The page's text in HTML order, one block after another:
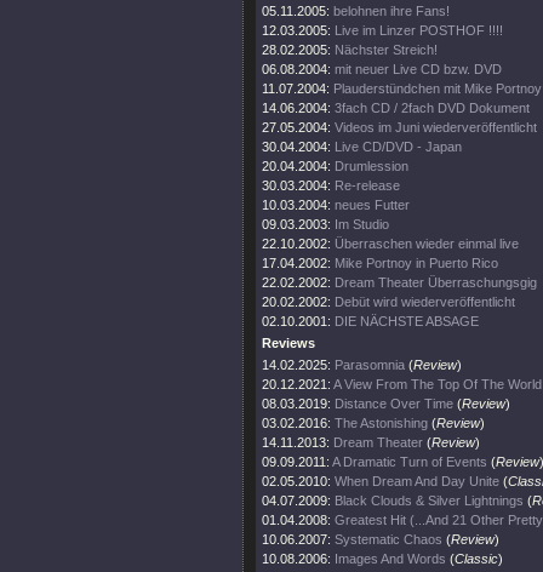
05.11.2005: belohnen ihre Fans!
12.03.2005: Live im Linzer POSTHOF !!!!
28.02.2005: Nächster Streich!
06.08.2004: mit neuer Live CD bzw. DVD
11.07.2004: Plauderstündchen mit Mike Portnoy
14.06.2004: 3fach CD / 2fach DVD Dokument
27.05.2004: Videos im Juni wiederveröffentlicht
30.04.2004: Live CD/DVD - Japan
20.04.2004: Drumlession
30.03.2004: Re-release
10.03.2004: neues Futter
09.03.2003: Im Studio
22.10.2002: Überraschen wieder einmal live
17.04.2002: Mike Portnoy in Puerto Rico
22.02.2002: Dream Theater Überraschungsgig
20.02.2002: Debüt wird wiederveröffentlicht
02.10.2001: DIE NÄCHSTE ABSAGE
Reviews
14.02.2025: Parasomnia (Review)
20.12.2021: A View From The Top Of The World
08.03.2019: Distance Over Time (Review)
03.02.2016: The Astonishing (Review)
14.11.2013: Dream Theater (Review)
09.09.2011: A Dramatic Turn of Events (Review)
02.05.2010: When Dream And Day Unite (
04.07.2009: Black Clouds & Silver Lightnings (
01.04.2008: Greatest Hit (...And 21 Other
10.06.2007: Systematic Chaos (Review)
10.08.2006: Images And Words (Classic)